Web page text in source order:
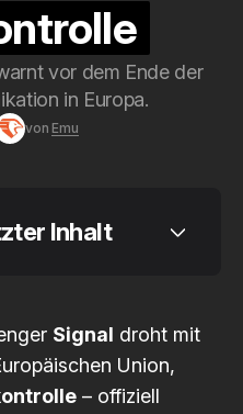
vor dem Ende der
in Europa.
von Emu
Inhalt
Code of Conduct
Signal droht mit
Union,
– offiziell